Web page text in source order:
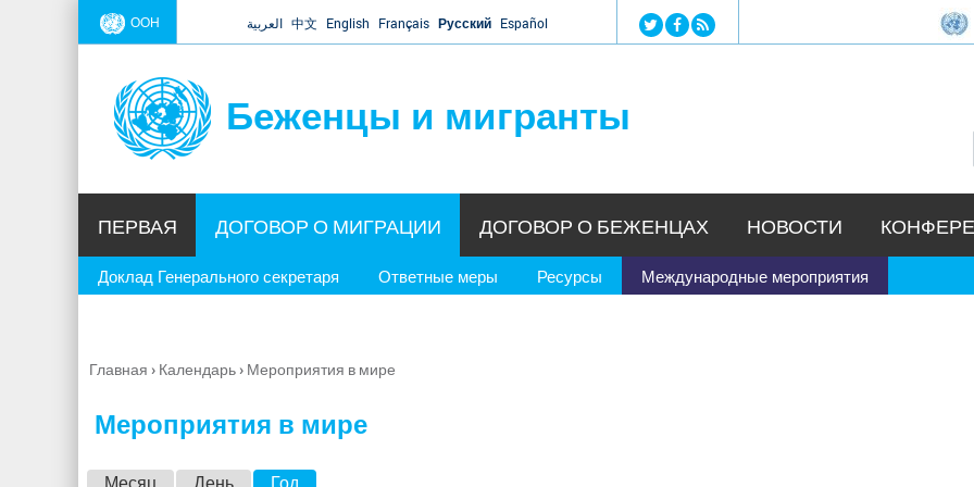
Jump to navigation
ООН العربية 中文 English Français Русский Español
Беженцы и мигранты
ПЕРВАЯ ДОГОВОР О МИГРАЦИИ
Доклад Генерального секретаря Ответные меры Ресурсы Международные мероприятия
ДОГОВОР О БЕЖЕНЦАХ НОВОСТИ
Вы
Главная › Календарь› Мероприятия в мире
Мероприятия в мире